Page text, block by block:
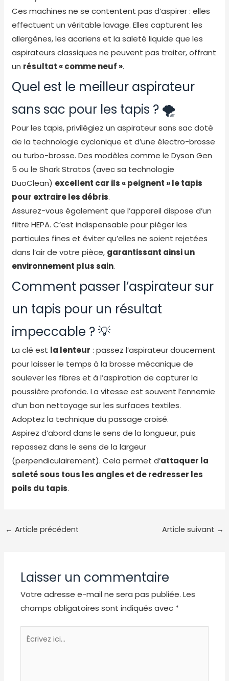
Ces machines ne se contentent pas d’aspirer : elles
effectuent un véritable lavage. Elles capturent les
allergènes, les acariens et la saleté liquide que les
aspirateurs classiques ne peuvent pas traiter, offrant
un résultat « comme neuf ».
Quel est le meilleur aspirateur
sans sac pour les tapis ? 🌪️
Pour les tapis, privilégiez un aspirateur sans sac doté
de la technologie cyclonique et d’une électro-brosse
ou turbo-brosse. Des modèles comme le Dyson Gen
5 ou le Shark Stratos (avec sa technologie
DuoClean) excellent car ils « peignent » le tapis
pour extraire les débris.
Assurez-vous également que l’appareil dispose d’un
filtre HEPA. C’est indispensable pour piéger les
particules fines et éviter qu’elles ne soient rejetées
dans l’air de votre pièce, garantissant ainsi un
environnement plus sain.
Comment passer l’aspirateur sur
un tapis pour un résultat
impeccable ? 💡
La clé est la lenteur : passez l’aspirateur doucement
pour laisser le temps à la brosse mécanique de
soulever les fibres et à l’aspiration de capturer la
poussière profonde. La vitesse est souvent l’ennemie
d’un bon nettoyage sur les surfaces textiles.
Adoptez la technique du passage croisé.
Aspirez d’abord dans le sens de la longueur, puis
repassez dans le sens de la largeur
(perpendiculairement). Cela permet d’attaquer la
saleté sous tous les angles et de redresser les
poils du tapis.
← Article précédent Article suivant →
Laisser un commentaire
Votre adresse e-mail ne sera pas publiée. Les
champs obligatoires sont indiqués avec *
Écrivez